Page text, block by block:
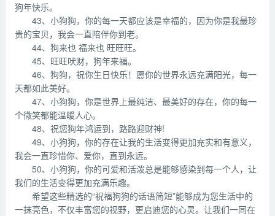
狗年快乐。
43、小狗狗，你的每一天都应该是幸福的，因为你是我最珍
贵的宝贝，我会一直陪伴你到老。
44、狗来也 福来也 旺旺旺。
45、旺旺吠财，狗年来福。
46、狗狗，祝你生日快乐！愿你的世界永远充满阳光，每一
天都如此美好。
47、小狗狗，你是世界上最纯洁、最美好的存在，你的每一
个微笑都能温暖人心。
48、祝您狗年鸿运到，路路迎财神!
49、小狗狗，你的存在让我的生活变得更加充实和有意义，
我会一直珍惜你、爱你，直到永远。
50、小狗狗，你的可爱和活泼总是能够感染到每一个人，让
我们的生活变得更加充满乐趣。
希望这些精选的“祝福狗狗的话语简短”能够成为您生活中的
一抹亮色，不仅丰富您的视野，更启迪您的心灵。让我们一同在